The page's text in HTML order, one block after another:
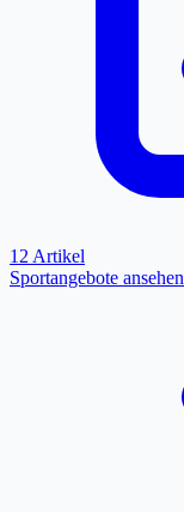
12 Artikel
Sportangebote ansehen